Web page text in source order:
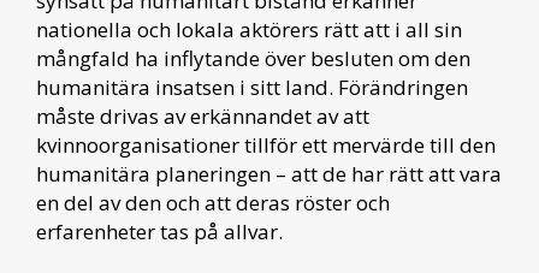
nationella och lokala aktörers rätt att i all sin
mångfald ha inflytande över besluten om den
humanitära insatsen i sitt land. Förändringen
måste drivas av erkännandet av att
kvinnoorganisationer tillför ett mervärde till den
humanitära planeringen – att de har rätt att vara
en del av den och att deras röster och
erfarenheter tas på allvar.